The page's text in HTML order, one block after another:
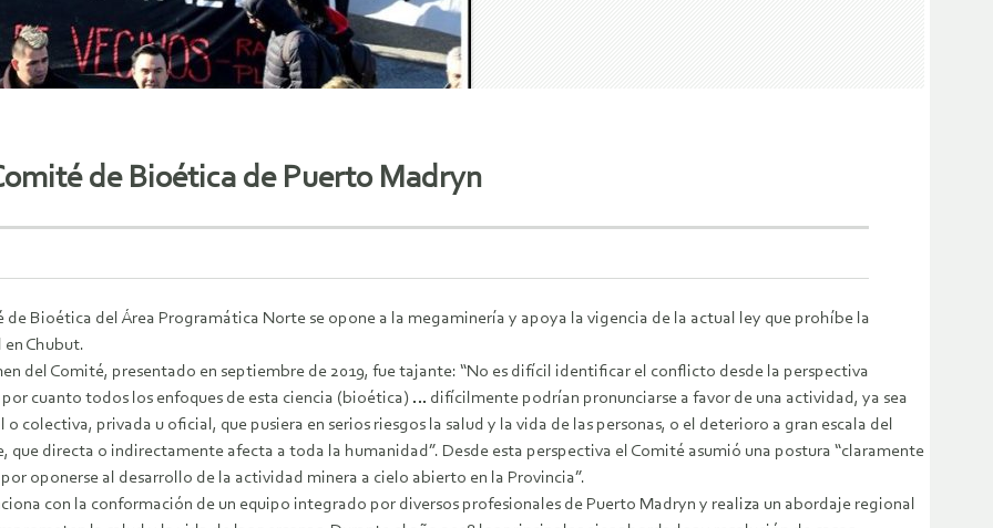
de Bioética de Puerto Madryn
de Bioética del Área Programática Norte se opone a la megaminería y apoya la vigencia de la actual ley que prohíbe la
Chubut.
del Comité, presentado en septiembre de 2019, fue tajante: “No es difícil identificar el conflicto desde la perspectiva
cuanto todos los enfoques de esta ciencia (bioética) … difícilmente podrían pronunciarse a favor de una actividad, ya sea
o colectiva, privada u oficial, que pusiera en serios riesgos la salud y la vida de las personas, o el deterioro a gran escala del
que directa o indirectamente afecta a toda la humanidad”. Desde esta perspectiva el Comité asumió una postura “claramente
oponerse al desarrollo de la actividad minera a cielo abierto en la Provincia”.
con la conformación de un equipo integrado por diversos profesionales de Puerto Madryn y realiza un abordaje regional